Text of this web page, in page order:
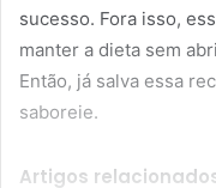
sucesso. Fora isso,
manter a dieta sem
Então, já salva essa
saboreie.
Artigos